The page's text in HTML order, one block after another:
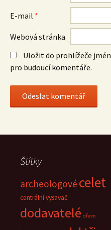
E-mail *
Webová stránka
Uložit do prohlížeče
pro budoucí komentáře.
Štítky
archeologové celet
centrální vysavač
dodavatelé dřevo